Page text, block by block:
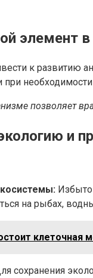
элемент
к развитию
позволяет
и
на рыбах,
клеточная
сохранения